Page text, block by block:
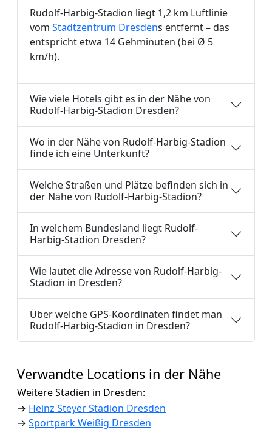
Rudolf-Harbig-Stadion liegt 1,2 km Luftlinie
vom Stadtzentrum Dresdens entfernt – das
entspricht etwa 14 Gehminuten (bei Ø 5
km/h).
Wie viele Hotels gibt es in der Nähe von
Rudolf-Harbig-Stadion Dresden?
Wo in der Nähe von Rudolf-Harbig-Stadion
finde ich eine Unterkunft?
Welche Straßen und Plätze befinden sich in
der Nähe von Rudolf-Harbig-Stadion?
In welchem Bundesland liegt Rudolf-
Harbig-Stadion Dresden?
Wie lautet die Adresse von Rudolf-Harbig-
Stadion in Dresden?
Über welche GPS-Koordinaten findet man
Rudolf-Harbig-Stadion in Dresden?
Verwandte Locations in der Nähe
Weitere Stadien in Dresden:
→ Heinz Steyer Stadion Dresden
→ Sportpark Weißig Dresden